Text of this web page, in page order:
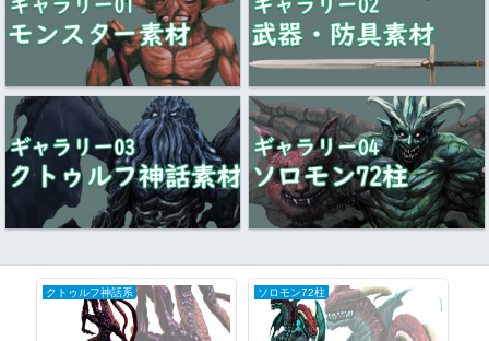
クトゥルフ神話系 ソロモン72柱